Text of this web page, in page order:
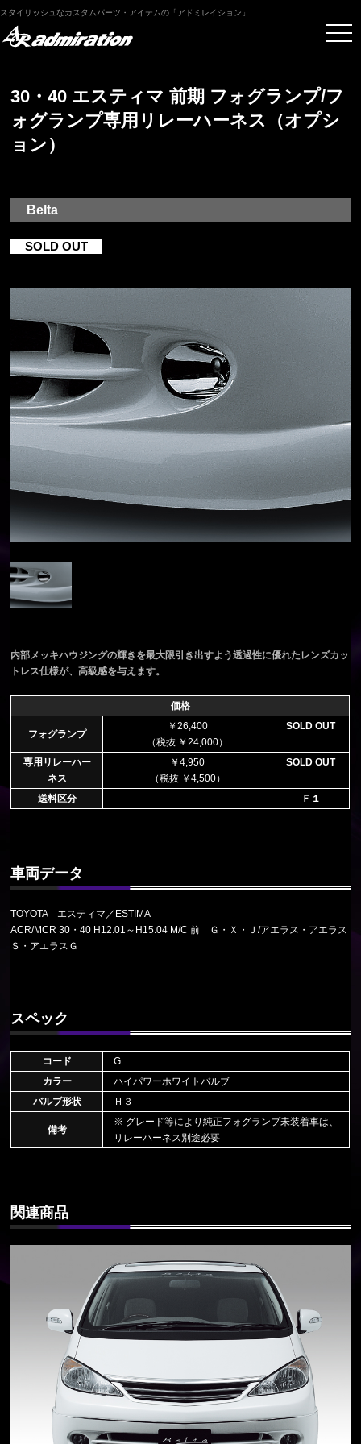
スタイリッシュなカスタムパーツ・アイテムの「アドミレイション」
30・40 エスティマ 前期 フォグランプ/フ
ォグランプ専用リレーハーネス（オプシ
ョン）
Belta
SOLD OUT
内部メッキハウジングの輝きを最大限引き出すよう透過性に優れたレンズカッ
トレス仕様が、高級感を与えます。
価格
フォグランプ
￥26,400
（税抜 ￥24,000）
SOLD OUT
専用リレーハー
ネス
￥4,950
（税抜 ￥4,500）
SOLD OUT
送料区分 Ｆ１
車両データ
TOYOTA エスティマ／ESTIMA
ACR/MCR 30・40 H12.01～H15.04 M/C 前 Ｇ・Ｘ・Ｊ/アエラス・アエラス
Ｓ・アエラスＧ
スペック
コード
G
カラー
ハイパワーホワイトバルブ
バルブ形状
Ｈ３
備考
※ グレード等により純正フォグランプ未装着車は、
リレーハーネス別途必要
関連商品